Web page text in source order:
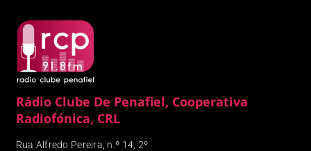
Rádio Clube De Penafiel, Cooperativa
Radiofónica, CRL
Rua Alfredo Pereira, n.º 14, 2º